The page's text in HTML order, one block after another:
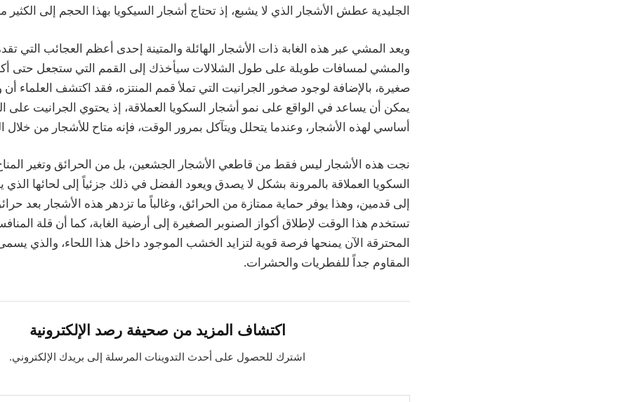
الجليدية عطش الأشجار الذي لا يشبع، إذ تحتاج أشجار السيكويا بهذا الحجم إلى الكثير
ويعد المشي عبر هذه الغابة ذات الأشجار الهائلة والمتينة إحدى أعظم العجائب التي
والمشي لمسافات طويلة على طول الشلالات سيأخذك إلى القمم التي ستجعل حتى
صغيرة، بالإضافة لوجود صخور الجرانيت التي تملأ قمم المنتزه، فقد اكتشف العلماء
يمكن أن يساعد في الواقع على نمو أشجار السكويا العملاقة، إذ يحتوي الجرانيت
أساسي لهذه الأشجار، وعندما يتحلل ويتآكل بمرور الوقت، فإنه متاح للأشجار من خلال
نجت هذه الأشجار ليس فقط من قاطعي الأشجار الجشعين، بل من الحرائق وتغير
السكويا العملاقة بالمرونة بشكل لا يصدق ويعود الفضل في ذلك جزئياً إلى لحائها
إلى قدمين، وهذا يوفر حماية ممتازة من الحرائق، وغالباً ما تزدهر هذه الأشجار بعد
تستخدم هذا الوقت لإطلاق أكواز الصنوبر الصغيرة إلى أرضية الغابة، كما أن قلة
المحترقة الآن يمنحها فرصة قوية لتزايد الخشب الموجود داخل هذا اللحاء، والذي
المقاوم جداً للفطريات والحشرات.
اكتشاف المزيد من صحيفة رصد الإلكترونية
اشترك للحصول على أحدث التدوينات المرسلة إلى بريدك الإلكتروني.
كتابة بريدك الإلكتروني...